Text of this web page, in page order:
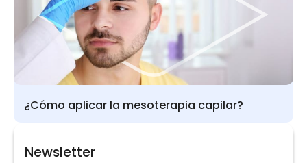
¿Cómo aplicar la mesoterapia capilar?
Newsletter